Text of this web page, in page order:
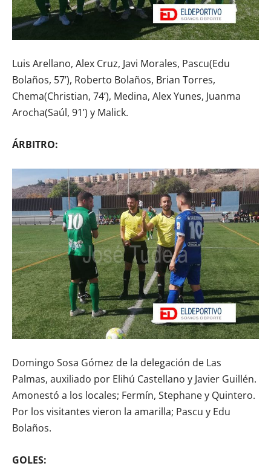
Luis Arellano, Alex Cruz, Javi Morales, Pascu(Edu
Bolaños, 57’), Roberto Bolaños, Brian Torres,
Chema(Christian, 74’), Medina, Alex Yunes, Juanma
Arocha(Saúl, 91’) y Malick.
ÁRBITRO:
Domingo Sosa Gómez de la delegación de Las
Palmas, auxiliado por Elihú Castellano y Javier Guillén.
Amonestó a los locales; Fermín, Stephane y Quintero.
Por los visitantes vieron la amarilla; Pascu y Edu
Bolaños.
GOLES: